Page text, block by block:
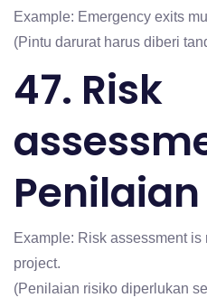
Example: Emergency exits
(Pintu darurat harus diberi
47. Risk
Example: Risk assessment
project.
(Penilaian risiko diperlukan